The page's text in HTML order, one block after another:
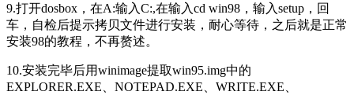
9.打开dosbox ，在A:输入C:,在输入cd win98 ，输入setup ，回
车，自检后提示拷贝文件进行安装，耐心等待，之后就是正常
安装98的教程，不再赘述。
10.安装完毕后用winimage提取win95.img中的
EXPLORER.EXE
NOTEPAD.EXE WRITE.EXE